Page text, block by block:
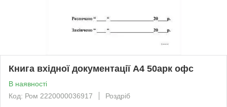
Книга вхідної документації А4 50арк офс
В наявності
Код: Ром 2220000036917
Роздріб